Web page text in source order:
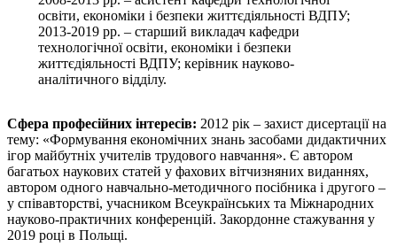
освіти, економіки і безпеки життєдіяльності ВДПУ;
2013-2019 рр. – старший викладач кафедри
технологічної освіти, економіки і безпеки
життєдіяльності ВДПУ; керівник науково-
аналітичного відділу.
Сфера професійних інтересів: 2012 рік – захист дисертації на
тему: «Формування економічних знань засобами дидактичних
ігор майбутніх учителів трудового навчання». Є автором
багатьох наукових статей у фахових вітчизняних виданнях,
автором одного навчально-методичного посібника і другого –
у співавторстві, учасником Всеукраїнських та Міжнародних
науково-практичних конференцій. Закордонне стажування у
2019 році в Польщі.